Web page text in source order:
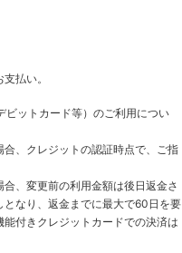
払い。
ビットカード等） のご利用につい
、クレジットの認証時点で、ご指
、変更前の利用金額は後日返金さ
なり、返金までに最大で60日を要
付きクレジットカードでの決済は